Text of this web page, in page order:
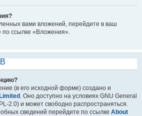
вами вложений, перейдите в ваш
ссылке «Вложения».
(в его исходной форме) создано и
. Оно доступно на условиях GNU General
2.0) и может свободно распространяться.
сведений перейдите по ссылке About